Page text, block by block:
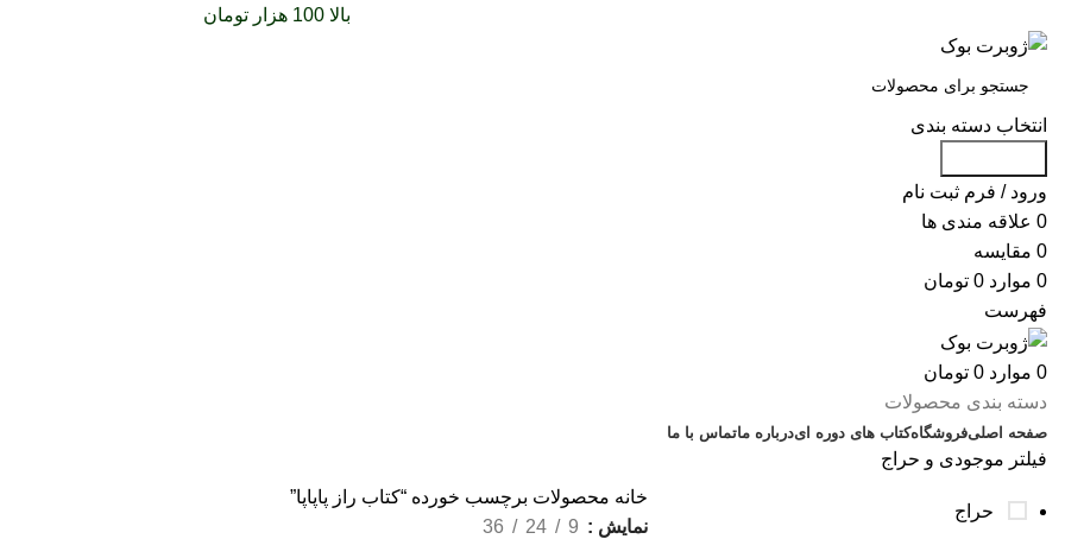
بالا 100 هزار تومان
انتخاب دسته بندی
ورود / فرم ثبت نام
0 علاقه مندی ها
0 مقایسه
0 موارد 0 تومان
فهرست
0 موارد 0 تومان
دسته بندی محصولات
صفحه اصلیفروشگاهکتاب های دوره ایدرباره ماتماس با ما
فیلتر موجودی و حراج
حراج
خانه محصولات برچسب خورده “كتاب راز پاپاپا”
نمایش
9
24
36